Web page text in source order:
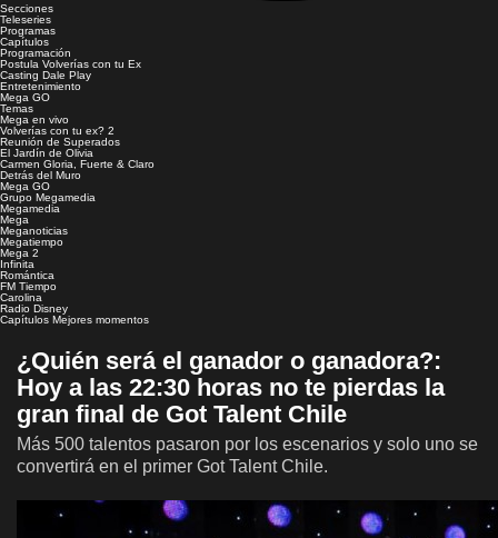
Secciones
Teleseries
Programas
Capítulos
Programación
Postula Volverías con tu Ex
Casting Dale Play
Entretenimiento
Mega GO
Temas
Mega en vivo
Volverías con tu ex? 2
Reunión de Superados
El Jardín de Olivia
Carmen Gloria, Fuerte & Claro
Detrás del Muro
Mega GO
Grupo Megamedia
Megamedia
Mega
Meganoticias
Megatiempo
Mega 2
Infinita
Romántica
FM Tiempo
Carolina
Radio Disney
Capítulos Mejores momentos
¿Quién será el ganador o ganadora?:
Hoy a las 22:30 horas no te pierdas la
gran final de Got Talent Chile
Más 500 talentos pasaron por los escenarios y solo uno se
convertirá en el primer Got Talent Chile.